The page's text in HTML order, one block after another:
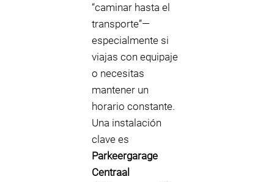
“caminar hasta el
transporte”—
especialmente si
viajas con equipaje
o necesitas
mantener un
horario constante.
Una instalación
clave es
Parkeergarage
Centraal